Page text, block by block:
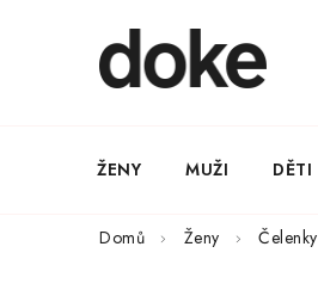
ŽENY MUŽI DĚTI
Domů Ženy Čelenky